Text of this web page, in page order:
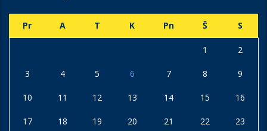
Pr A T K Pn Š S
1 2
3 4 5 6 7 8 9
10 11 12 13 14 15 16
17 18 19 20 21 22 23